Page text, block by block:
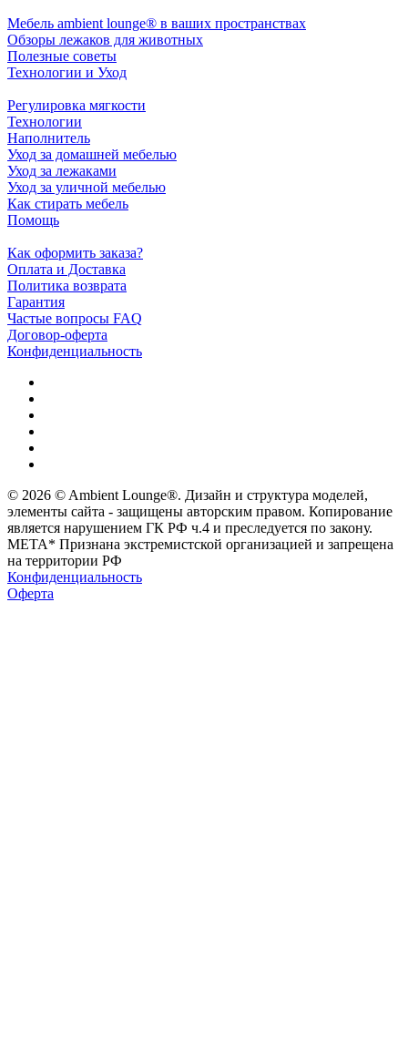
Мебель ambient lounge® в ваших пространствах
Обзоры лежаков для животных
Полезные советы
Технологии и Уход
Регулировка мягкости
Технологии
Наполнитель
Уход за домашней мебелью
Уход за лежаками
Уход за уличной мебелью
Как стирать мебель
Помощь
Как оформить заказа?
Оплата и Доставка
Политика возврата
Гарантия
Частые вопросы FAQ
Договор-оферта
Конфиденциальность
© 2026 © Ambient Lounge®. Дизайн и структура моделей,
элементы сайта - защищены авторским правом. Копирование
является нарушением ГК РФ ч.4 и преследуется по закону.
МЕТА* Признана экстремистской организацией и запрещена
на территории РФ
Конфиденциальность
Оферта